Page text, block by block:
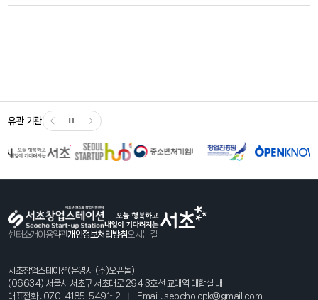
유관 기관
센터소개이용약관개인정보처리방침오시는길
서초창업스테이션(운영사 (주)오픈놀)
(06634) 서울시 서초구 서초대로 294 3호선 교대역 대합실 내
대표전화 : 070-4185-5491~2 Email :seocho.opk@gmail.com